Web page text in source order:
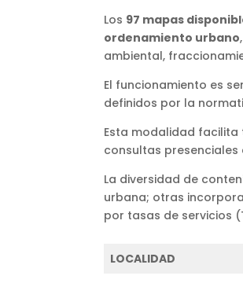
Los 97 mapas
ordenamiento urbano
ambiental,
El funcionamiento es
definidos por la
Esta modalidad facilita
consultas
La diversidad de
urbana; otras
por tasas de servicios
LOCALIDAD